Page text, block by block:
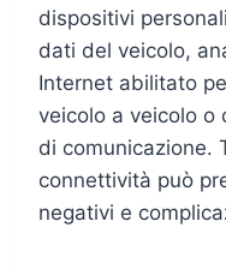
dispositivi
dati del veicolo,
Internet abilitato
veicolo a veicolo o
di comunicazione.
connettività può
negativi e